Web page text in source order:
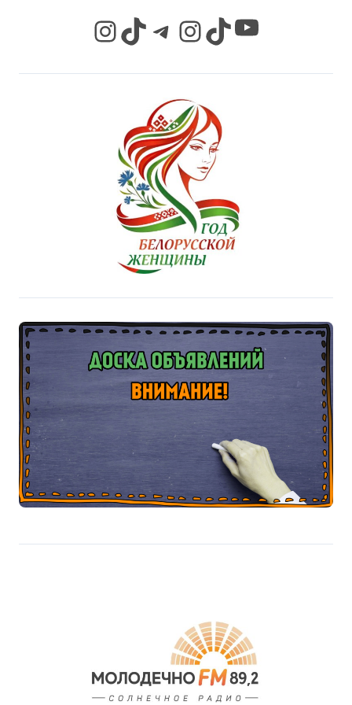
InstagramTikTok Telegram InstagramTikTok YouTube